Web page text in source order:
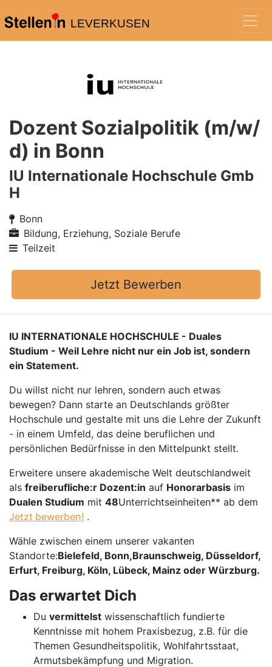
LEVERKUSEN
Dozent Sozialpolitik (m/w/
d) in Bonn
IU Internationale Hochschule Gmb
H
Bonn
Bildung, Erziehung, Soziale Berufe
Teilzeit
Jetzt Bewerben
IU INTERNATIONALE HOCHSCHULE - Duales
Studium - Weil Lehre nicht nur ein Job ist, sondern
ein Statement.
Du willst nicht nur lehren, sondern auch etwas
bewegen? Dann starte an Deutschlands größter
Hochschule und gestalte mit uns die Lehre der Zukunft
- in einem Umfeld, das deine beruflichen und
persönlichen Bedürfnisse in den Mittelpunkt stellt.
Erweitere unsere akademische Welt deutschlandweit
als freiberufliche:r Dozent:in auf Honorarbasis im
Dualen Studium mit 48Unterrichtseinheiten** ab dem
Jetzt bewerben! .
Wähle zwischen einem unserer vakanten
Standorte:Bielefeld, Bonn,Braunschweig, Düsseldorf,
Erfurt, Freiburg, Köln, Lübeck, Mainz oder Würzburg.
Das erwartet Dich
Du vermittelst wissenschaftlich fundierte
Kenntnisse mit hohem Praxisbezug, z.B. für die
Themen Gesundheitspolitik, Wohlfahrtsstaat,
Armutsbekämpfung und Migration.